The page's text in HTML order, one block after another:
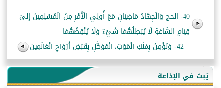
40- الحج وَالْجِهَادُ مَاضِيَانِ مَعَ أُولِي الْأَمْرِ مِنَ الْمُسْلِمِينَ إلىَ
قِيَامِ السَّاعَةِ لَا يُبْطِلُهُمَا شَيْءٌ وَلَا يُنْقِضُهُمَا
42- وَنُؤْمِنُ بِمَلَكِ الْمَوْتِ، الْمُوَكَّلِ بِقَبْضِ أَرْوَاحِ الْعَالَمِينَ
يُبث في الإذاعة